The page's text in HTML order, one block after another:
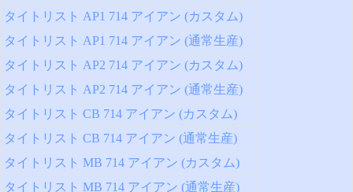
タイトリスト AP1 714 アイアン (カスタム)
タイトリスト AP1 714 アイアン (通常生産)
タイトリスト AP2 714 アイアン (カスタム)
タイトリスト AP2 714 アイアン (通常生産)
タイトリスト CB 714 アイアン (カスタム)
タイトリスト CB 714 アイアン (通常生産)
タイトリスト MB 714 アイアン (カスタム)
タイトリスト MB 714 アイアン (通常生産)